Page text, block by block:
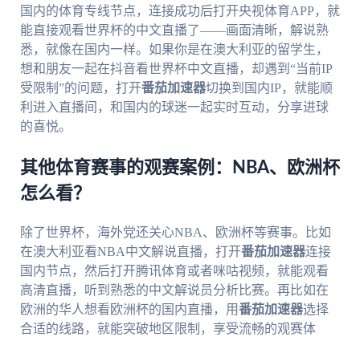
国内的体育专线节点，连接成功后打开央视体育APP，就
能直接观看世界杯的中文直播了——画面清晰，解说熟
悉，就像在国内一样。如果你是在澳大利亚的留学生，
想和朋友一起在抖音看世界杯中文直播，却遇到“当前IP
受限制”的问题，打开番茄加速器切换到国内IP，就能顺
利进入直播间，和国内的球迷一起实时互动，分享进球
的喜悦。
其他体育赛事的观赛案例：NBA、欧洲杯
怎么看？
除了世界杯，海外党还关心NBA、欧洲杯等赛事。比如
在澳大利亚看NBA中文解说直播，打开番茄加速器连接
国内节点，然后打开腾讯体育或者咪咕视频，就能观看
高清直播，听到熟悉的中文解说员分析比赛。再比如在
欧洲的华人想看欧洲杯的国内直播，用番茄加速器选择
合适的线路，就能突破地区限制，享受流畅的观赛体